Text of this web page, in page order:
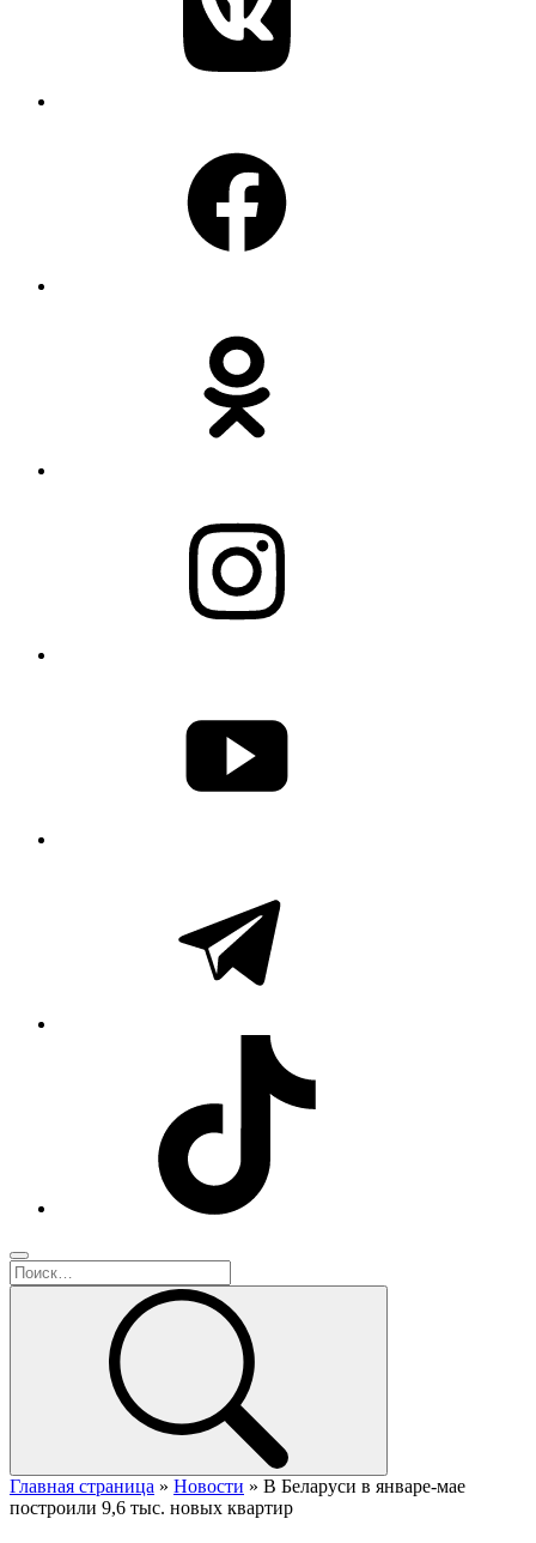
Главная страница » Новости » В Беларуси в январе-мае
построили 9,6 тыс. новых квартир